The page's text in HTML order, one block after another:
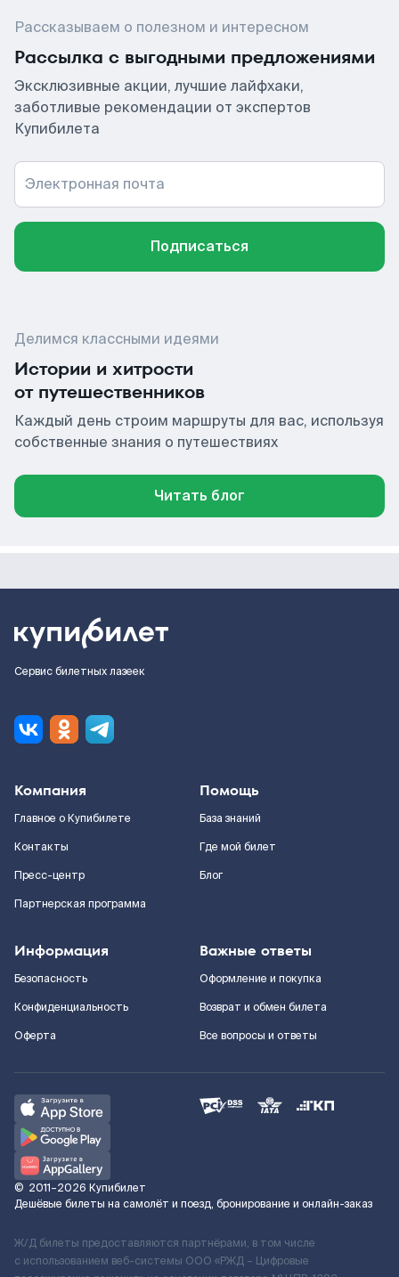
Рассказываем о полезном и интересном
Рассылка с выгодными предложениями
Эксклюзивные акции, лучшие лайфхаки,
заботливые рекомендации от экспертов
Купибилета
Электронная почта
Подписаться
Делимся классными идеями
Истории и хитрости
от путешественников
Каждый день строим маршруты для вас, используя
собственные знания о путешествиях
Читать блог
Сервис билетных лазеек
Компания
Главное о Купибилете
Контакты
Пресс-центр
Партнерская программа
Помощь
База знаний
Где мой билет
Блог
Информация
Безопасность
Конфиденциальность
Оферта
Важные ответы
Оформление и покупка
Возврат и обмен билета
Все вопросы и ответы
© 2011–2026 Купибилет
Дешёвые билеты на самолёт и поезд, бронирование и онлайн-заказ
Ж/Д билеты предоставляются партнёрами, в том числе
с использованием веб-системы ООО «РЖД – Цифровые